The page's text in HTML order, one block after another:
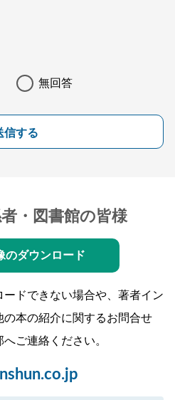
無回答
信する
・図書館の皆様
のダウンロード
ドできない場合や、著者イン
の本の紹介に関するお問合せ
ご連絡ください。